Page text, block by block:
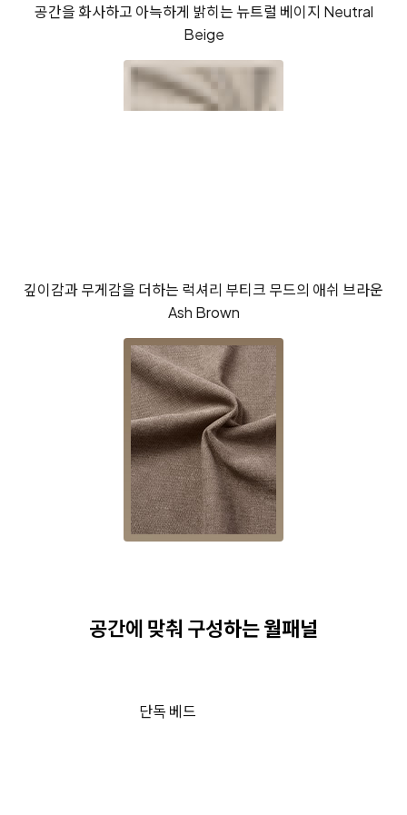
공간을 화사하고 아늑하게 밝히는뉴트럴 베이지 Neutral
Beige
깊이감과 무게감을 더하는 럭셔리 부티크 무드의 애쉬 브라운
Ash Brown
공간에 맞춰 구성하는 월패널
단독 베드